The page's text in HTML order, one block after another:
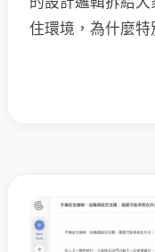
住環境，為什麼特